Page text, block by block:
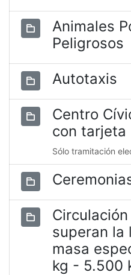
Animales
Peligrosos
Autotaxis
Centro
con tarjeta
Sólo tramitación
superan la
masa
kg - 5.500